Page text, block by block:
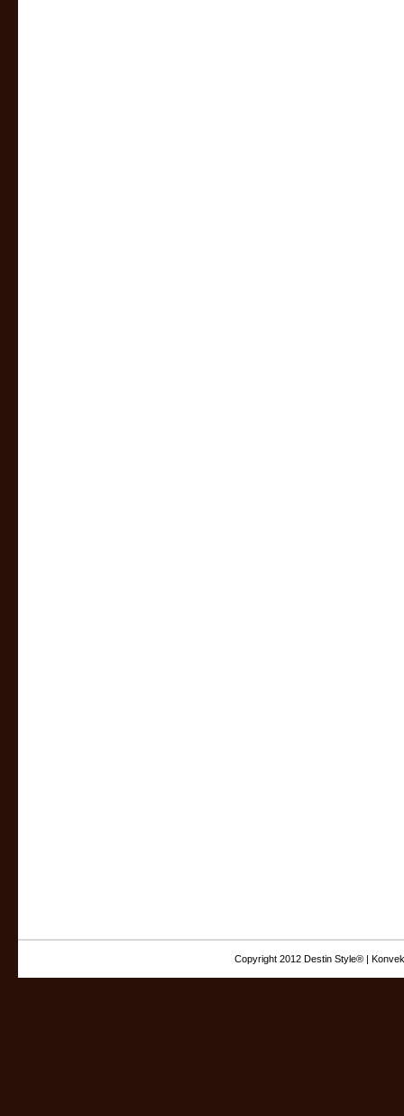
Copyright 2012 Destin Style® |